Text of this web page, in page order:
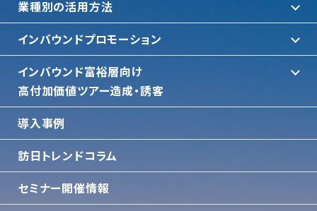
業種別の活用方法
インバウンドプロモーション
インバウンド富裕層向け
⾼付加価値ツアー造成・誘客
導入事例
訪日トレンドコラム
セミナー開催情報